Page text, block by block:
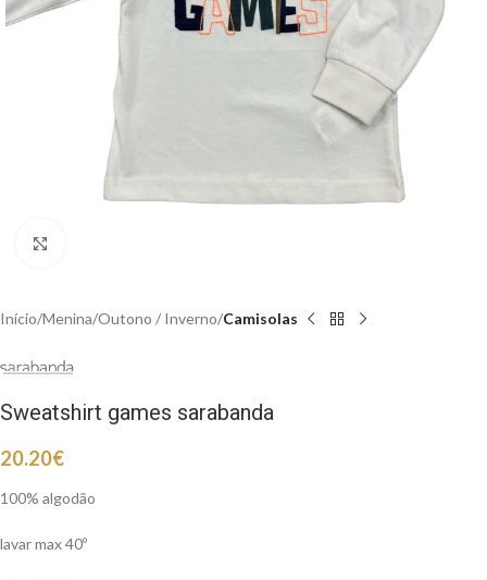
Início Menina Outono / Inverno Camisolas
Sweatshirt games sarabanda
20.20€
100% algodão
lavar max 40º